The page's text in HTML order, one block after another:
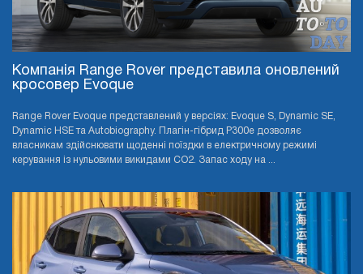
Компанія Range Rover представила оновлений
кросовер Evoque
Range Rover Evoque представлений у версіях: Evoque S, Dynamic SE,
Dynamic HSE та Autobiography. Плагін-гібрид P300e дозволяє
власникам здійснювати щоденні поїздки в електричному режимі
керування із нульовими викидами CO2. Запас ходу на ...